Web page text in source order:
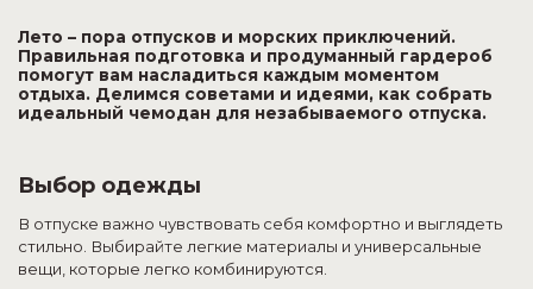
Лето – пора отпусков и морских приключений.
Правильная подготовка и продуманный гардероб
помогут вам насладиться каждым моментом
отдыха. Делимся советами и идеями, как собрать
идеальный чемодан для незабываемого отпуска.
Выбор одежды
В отпуске важно чувствовать себя комфортно и выглядеть
стильно. Выбирайте легкие материалы и универсальные
вещи, которые легко комбинируются.